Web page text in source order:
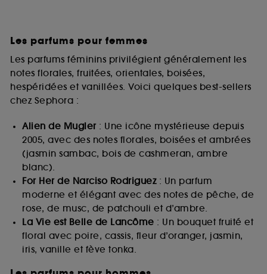
Les parfums pour femmes
Les parfums féminins privilégient généralement les
notes florales, fruitées, orientales, boisées,
hespéridées et vanillées. Voici quelques best-sellers
chez Sephora :
Alien de Mugler: Une icône mystérieuse depuis
2005, avec des notes florales, boisées et ambrées
(jasmin sambac, bois de cashmeran, ambre
blanc).
For Her de Narciso Rodriguez: Un parfum
moderne et élégant avec des notes de pêche, de
rose, de musc, de patchouli et d’ambre.
La Vie est Belle de Lancôme : Un bouquet fruité et
floral avec poire, cassis, fleur d’oranger, jasmin,
iris, vanille et fève tonka.